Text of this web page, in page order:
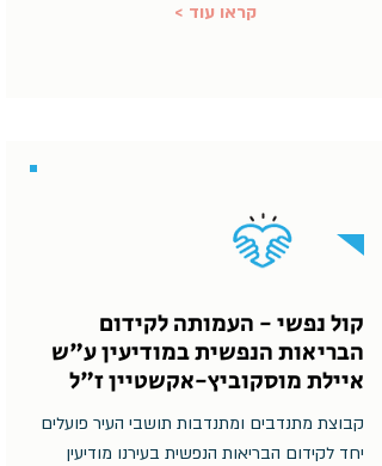
< קראו עוד
קול נפשי - העמותה לקידום
הבריאות הנפשית במודיעין ע"ש
איילת מוסקוביץ-אקשטיין ז"ל
קבוצת מתנדבים ומתנדבות תושבי העיר פועלים
יחד לקידום הבריאות הנפשית בעירנו מודיעין